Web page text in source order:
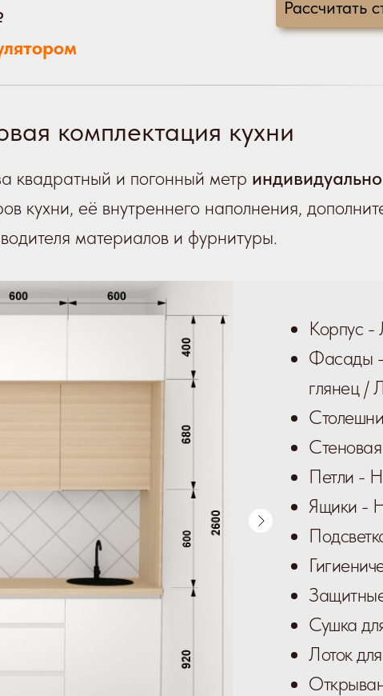
Рассчитать
комплектация кухни
квадратный и погонный метр
кухни, её внутреннего наполнения,
материалов и фурнитуры.
Корпус
Фасады
глянец /
Петли -
Ящики -
Сушка
Лоток